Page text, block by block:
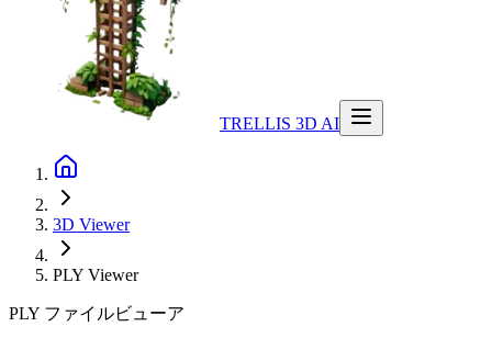
TRELLIS 3D AI
3D Viewer
PLY Viewer
PLY ファイルビューア